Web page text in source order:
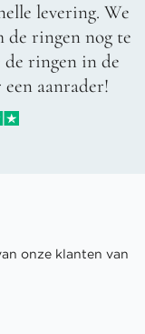
levering. We
de ringen nog te
de ringen in de
aanrader!
onze klanten van